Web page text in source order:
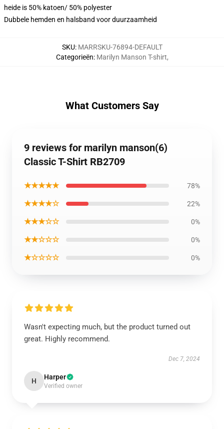
heide is 50% katoen/ 50% polyester
Dubbele hemden en halsband voor duurzaamheid
SKU: MARRSKU-76894-DEFAULT
Categorieën: Marilyn Manson T-shirt,
What Customers Say
9 reviews for marilyn manson(6)
Classic T-Shirt RB2709
★★★★★ 78%
★★★★☆ 22%
★★★☆☆ 0%
★★☆☆☆ 0%
★☆☆☆☆ 0%
Wasn't expecting much, but the product turned out
great. Highly recommend.
Dec 7, 2024
H Harper
Verified owner